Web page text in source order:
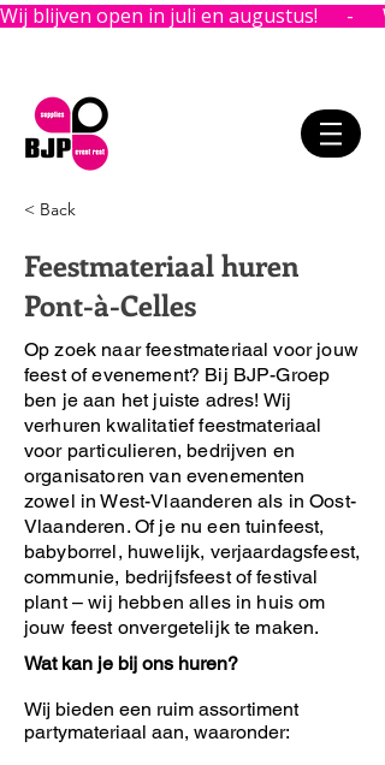
Wij blijven open in juli en augustus!      -
< Back
Feestmateriaal huren
Pont-à-Celles
Op zoek naar feestmateriaal voor jouw
feest of evenement? Bij BJP-Groep
ben je aan het juiste adres! Wij
verhuren kwalitatief feestmateriaal
voor particulieren, bedrijven en
organisatoren van evenementen
zowel in West-Vlaanderen als in Oost-
Vlaanderen. Of je nu een tuinfeest,
babyborrel, huwelijk, verjaardagsfeest,
communie, bedrijfsfeest of festival
plant – wij hebben alles in huis om
jouw feest onvergetelijk te maken.
Wat kan je bij ons huren?
Wij bieden een ruim assortiment
partymateriaal aan, waaronder: